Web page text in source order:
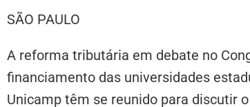
SÃO PAULO
​A reforma tributária em debate no
financiamento das universidades
Unicamp têm se reunido para discutir